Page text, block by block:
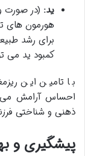
ید: (در صورت
هورمون های
برای رشد
کمبود ید می
با تامین این
احساس آرامش می
ذهنی و شناختی
پیشگیری و